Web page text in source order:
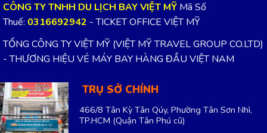
CÔNG TY TNHH DU LỊCH BAY VIỆT MỸ Mã Số
Thuế: 0316692942 - TICKET OFFICE VIỆT MỸ
TỔNG CÔNG TY VIỆT MỸ (VIỆT MỸ TRAVEL GROUP CO.LTD)
- THƯƠNG HIỆU VÉ MÁY BAY HÀNG ĐẦU VIỆT NAM
TRỤ SỞ CHÍNH
466/8 Tân Kỳ Tân Qúy, Phường Tân Sơn Nhì,
TP.HCM (Quận Tân Phú cũ)